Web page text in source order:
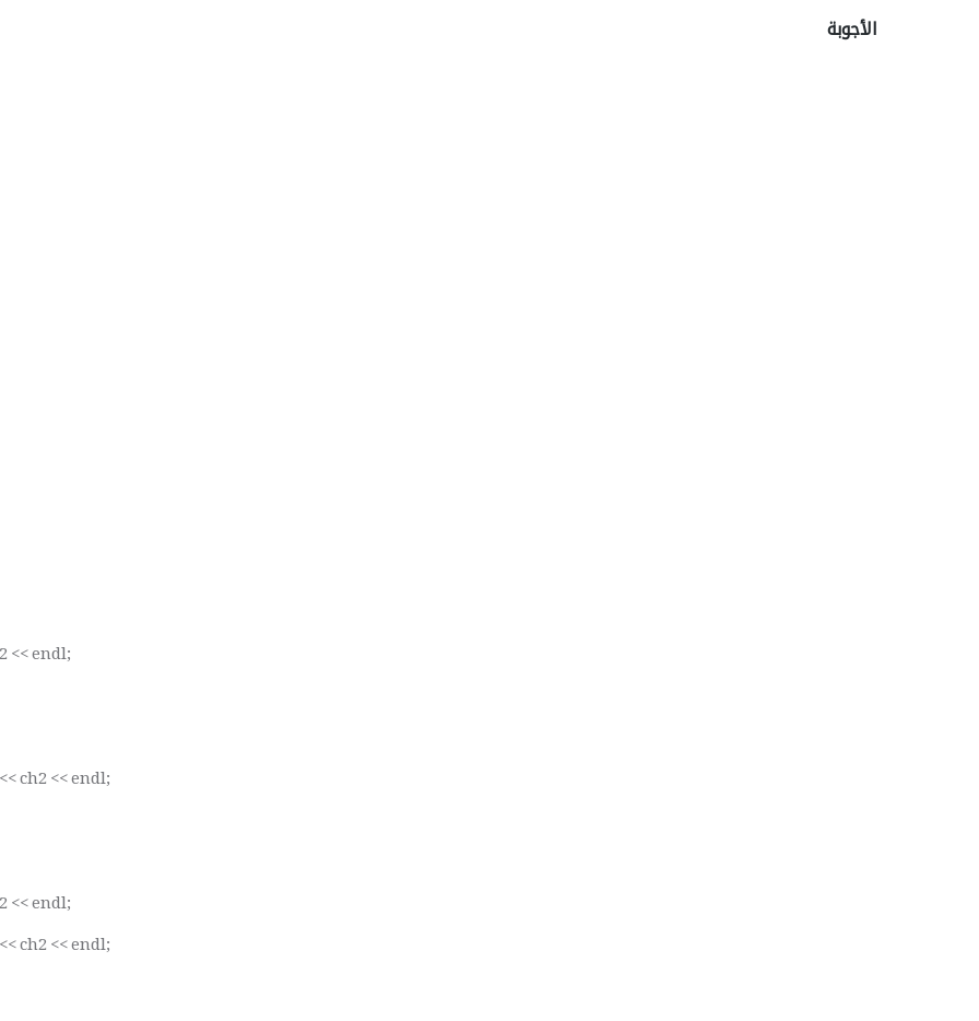
الأجوبة
<< endl;
ch2 << endl;
<< endl;
ch2 << endl;